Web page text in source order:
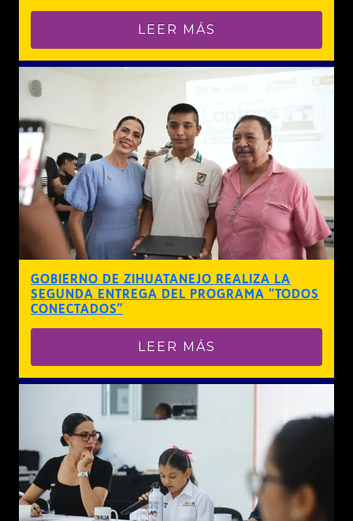
LEER MÁS
GOBIERNO DE ZIHUATANEJO REALIZA LA
SEGUNDA ENTREGA DEL PROGRAMA “TODOS
CONECTADOS”
LEER MÁS